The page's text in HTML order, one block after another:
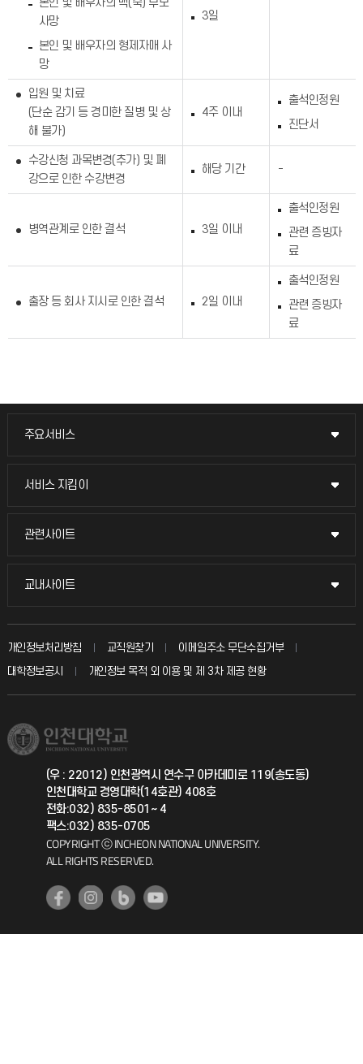
본인 및 배우자의 백(숙) 부모
사망
본인 및 배우자의 형제자매 사
망
3일
입원 및 치료
(단순 감기 등 경미한 질병 및 상
해 불가)
4주 이내
출석인정원
진단서
수강신청 과목변경(추가) 및 폐
강으로 인한 수강변경
해당 기간 -
병역관계로 인한 결석 3일 이내
출석인정원
관련 증빙자
료
출장 등 회사 지시로 인한 결석 2일 이내
출석인정원
관련 증빙자
료
주요서비스
주요서비스
교무회의방송
입학안내
취업정보(학생)
서비스 지킴이
서비스 지킴이
묻고 답하기
칭찬마당
학생서비스 지킴이
관련사이트
관련사이트
국방헬프콜
총동문회
교내사이트
교내사이트
교수회
교육혁신본부
국제지원과
공자아카데미
기초교육원
개인정보처리방침 교직원찾기
이메일주소 무단수집거부
대학정보공시
개인정보 목적 외 이용 및 제 3차 제공 현황
(우 : 22012) 인천광역시 연수구 아카데미로 119(송도동)
인천대학교 경영대학(14호관) 408호
전화:032) 835-8501~ 4
팩스:032) 835-0705
COPYRIGHT ⓒ INCHEON NATIONAL UNIVERSITY.
ALL RIGHTS RESERVED.